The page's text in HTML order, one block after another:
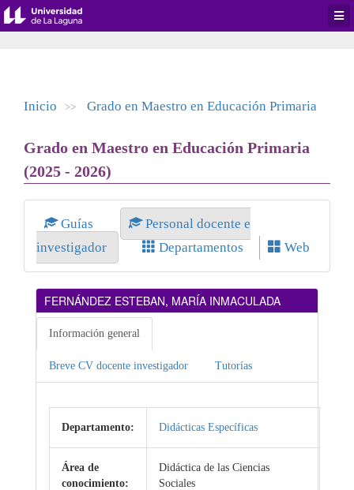
Inicio >> Grado en Maestro en Educación Primaria
Grado en Maestro en Educación Primaria
(2025 - 2026)
Guías
Personal docente e
investigador
Departamentos Web
FERNÁNDEZ ESTEBAN, MARÍA INMACULADA
Información general
Breve CV docente investigador Tutorías
Departamento: Didácticas Específicas
Área de
conocimiento:
Didáctica de las Ciencias
Sociales